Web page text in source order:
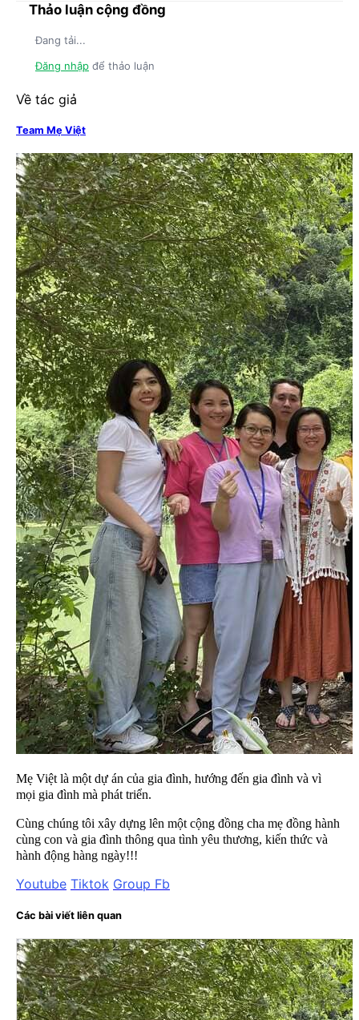
Thảo luận cộng đồng
Đang tải...
Đăng nhập để thảo luận
Về tác giả
Team Mẹ Việt
Mẹ Việt là một dự án của gia đình, hướng đến gia đình và vì
mọi gia đình mà phát triển.
Cùng chúng tôi xây dựng lên một cộng đồng cha mẹ đồng hành
cùng con và gia đình thông qua tình yêu thương, kiến thức và
hành động hàng ngày!!!
Youtube Tiktok Group Fb
Các bài viết liên quan